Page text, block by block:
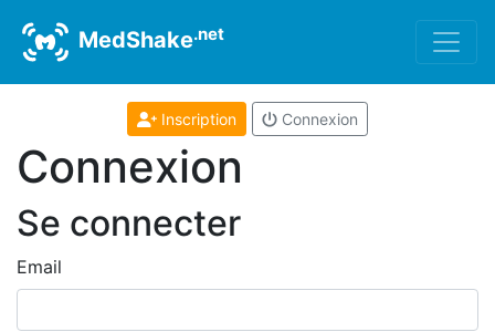
MedShake.net
Inscription Connexion
Connexion
Se connecter
Email